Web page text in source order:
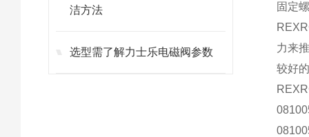
洁方法
选型需了解力士乐电磁阀参数
固定
力来
较好